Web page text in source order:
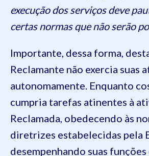
execução dos serviços deve
certas normas que não serão
Importante, dessa forma,
Reclamante não exercia suas
autonomamente. Enquanto
cumpria tarefas atinentes à
Reclamada, obedecendo às
diretrizes estabelecidas pela
desempenhando suas funções